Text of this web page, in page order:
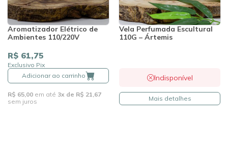
Aromatizador Elétrico de
Ambientes 110/220V
R$ 61,75
Exclusivo Pix
Adicionar ao carrinho
R$ 65,00 em até 3x de R$ 21,67
sem juros
Vela Perfumada Escultural
110G – Ártemis
Indisponível
Mais detalhes